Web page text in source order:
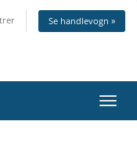
Se handlevogn »
Bytt